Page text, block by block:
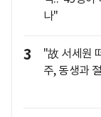
나"
3
"故 서세원
주, 동생과